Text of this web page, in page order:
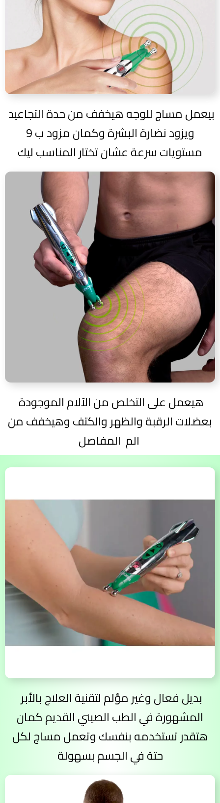
ويزود نضارة البشرة وكمان مزود ب 9
مستويات سرعة عشان تختار المناسب ليك
بعضلات الرقبة والظهر والكتف وهيخفف من
بديل فعال وغير مؤلم لتقنية العلاج بالأبر
المشهورة في الطب الصيني القديم كمان
هتقدر تستخدمه بنفسك وتعمل مساج لكل
حتة في الجسم بسهولة